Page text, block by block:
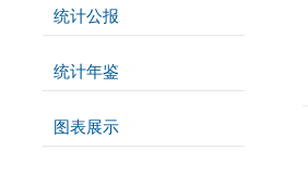
统计公报
统计年鉴
图表展示